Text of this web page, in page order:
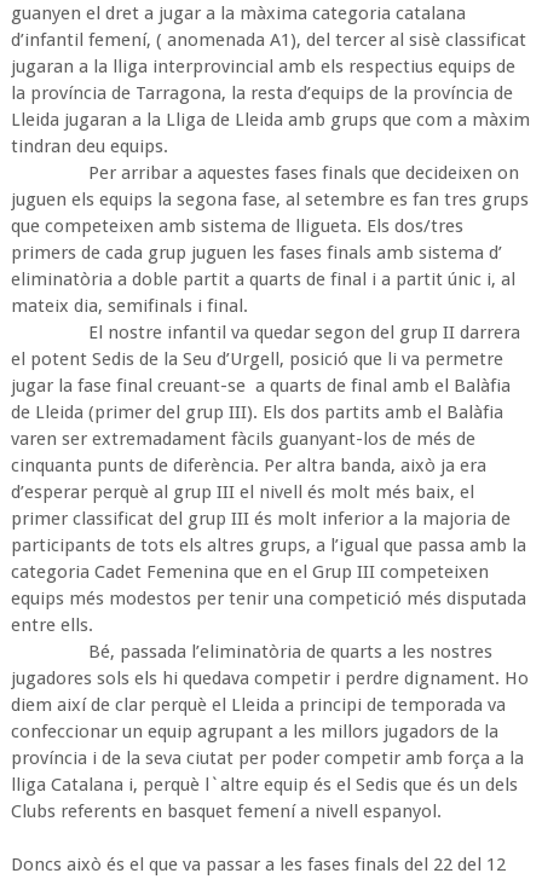
guanyen el dret a jugar a la màxima categoria catalana
d’infantil femení, ( anomenada A1), del tercer al sisè classificat
jugaran a la lliga interprovincial amb els respectius equips de
la província de Tarragona, la resta d’equips de la província de
Lleida jugaran a la Lliga de Lleida amb grups que com a màxim
tindran deu equips.
Per arribar a aquestes fases finals que decideixen on
juguen els equips la segona fase, al setembre es fan tres grups
que competeixen amb sistema de lligueta. Els dos/tres
primers de cada grup juguen les fases finals amb sistema d’
eliminatòria a doble partit a quarts de final i a partit únic i, al
mateix dia, semifinals i final.
El nostre infantil va quedar segon del grup II darrera
el potent Sedis de la Seu d’Urgell, posició que li va permetre
jugar la fase final creuant-se a quarts de final amb el Balàfia
de Lleida (primer del grup III). Els dos partits amb el Balàfia
varen ser extremadament fàcils guanyant-los de més de
cinquanta punts de diferència. Per altra banda, això ja era
d’esperar perquè al grup III el nivell és molt més baix, el
primer classificat del grup III és molt inferior a la majoria de
participants de tots els altres grups, a l’igual que passa amb la
categoria Cadet Femenina que en el Grup III competeixen
equips més modestos per tenir una competició més disputada
entre ells.
Bé, passada l’eliminatòria de quarts a les nostres
jugadores sols els hi quedava competir i perdre dignament. Ho
diem així de clar perquè el Lleida a principi de temporada va
confeccionar un equip agrupant a les millors jugadors de la
província i de la seva ciutat per poder competir amb força a la
lliga Catalana i, perquè l`altre equip és el Sedis que és un dels
Clubs referents en basquet femení a nivell espanyol.
Doncs això és el que va passar a les fases finals del 22 del 12